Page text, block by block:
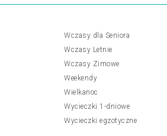
Wczasy dla Seniora
Wczasy Letnie
Wczasy Zimowe
Weekendy
Wielkanoc
Wycieczki 1-dniowe
Wycieczki egzotyczne